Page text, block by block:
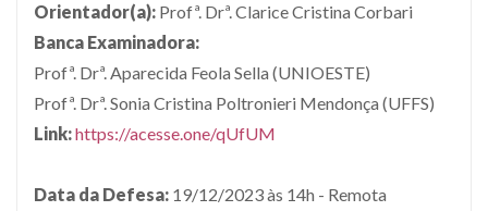
Orientador(a): Profª. Drª. Clarice Cristina Corbari
Banca Examinadora:
Profª. Drª. Aparecida Feola Sella (UNIOESTE)
Profª. Drª. Sonia Cristina Poltronieri Mendonça (UFFS)
Link:https://acesse.one/qUfUM
Data da Defesa: 19/12/2023 às 14h - Remota